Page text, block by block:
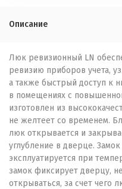
Описание
Люк ревизионный LN
ревизию приборов учета,
а также быстрый доступ к
в помещениях с
изготовлен из
не желтеет со временем.
люк открывается и
углубление в дверце.
эксплуатируется при
замок фиксирует дверцу,
открываться, за счет чего